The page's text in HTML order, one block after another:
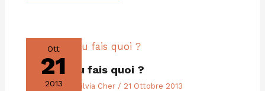
Ott
21
2013
Et sinon tu fais quoi ?
Editoriali/ Di Silvia Cher / 21 Ottobre 2013